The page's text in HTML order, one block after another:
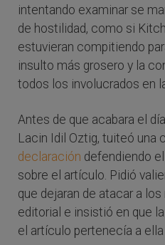
intentando examinar se
de hostilidad, como si
estuvieran compitiendo
insulto más grosero y la
todos los involucrados en
Antes de que acabara el
Lacin Idil Oztig, tuiteó una
declaración defendiendo
sobre el artículo. Pidió
que dejaran de atacar a
editorial e insistió en que
el artículo pertenecía a ella